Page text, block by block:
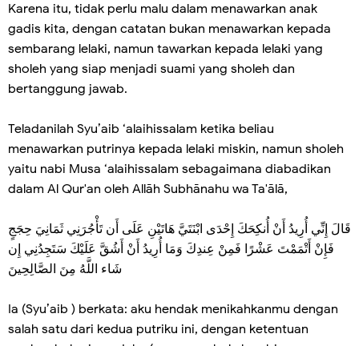
Karena itu, tidak perlu malu dalam menawarkan anak
gadis kita, dengan catatan bukan menawarkan kepada
sembarang lelaki, namun tawarkan kepada lelaki yang
sholeh yang siap menjadi suami yang sholeh dan
bertanggung jawab.
Teladanilah Syu’aib ‘alaihissalam ketika beliau
menawarkan putrinya kepada lelaki miskin, namun sholeh
yaitu nabi Musa ‘alaihissalam sebagaimana diabadikan
dalam Al Qur'an oleh Allāh Subhānahu wa Ta'ālā,
قَالَ إِنِّي أُرِيدُ أَنْ أُنكِحَكَ إِحْدَى ابْنَتَيَّ هَاتَيْنِ عَلَى أَن تَأْجُرَنِي ثَمَانِيَ حِجَجٍ
فَإِنْ أَتْمَمْتَ عَشْرًا فَمِنْ عِندِكَ وَمَا أُرِيدُ أَنْ أَشُقَّ عَلَيْكَ سَتَجِدُنِي إِن
شَاء اللَّهُ مِنَ الصَّالِحِينَ
Ia (Syu’aib ) berkata: aku hendak menikahkanmu dengan
salah satu dari kedua putriku ini, dengan ketentuan